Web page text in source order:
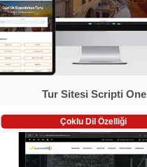
Tur Sitesi Scripti One
Çoklu Dil Özelliği